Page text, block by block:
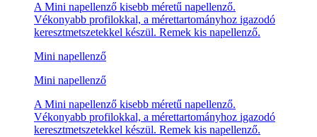
A Mini napellenző kisebb méretű napellenző.
Vékonyabb profilokkal, a mérettartományhoz igazodó
keresztmetszetekkel készül. Remek kis napellenző.
Mini napellenző
Mini napellenző
A Mini napellenző kisebb méretű napellenző.
Vékonyabb profilokkal, a mérettartományhoz igazodó
keresztmetszetekkel készül. Remek kis napellenző.